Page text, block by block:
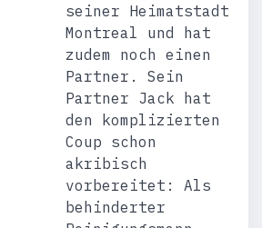
seiner Heimatstadt
Montreal und hat
zudem noch einen
Partner. Sein
Partner Jack hat
den komplizierten
Coup schon
akribisch
vorbereitet: Als
behinderter